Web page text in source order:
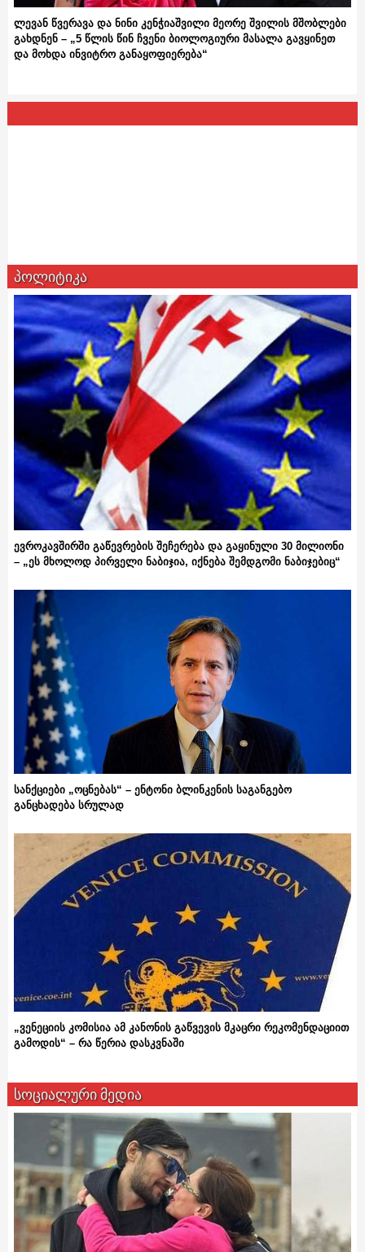
ლევან წვერავა და ნინი კენჭიაშვილი მეორე შვილის მშობლები
გახდნენ – „5 წლის წინ ჩვენი ბიოლოგიური მასალა გავყინეთ
და მოხდა ინვიტრო განაყოფიერება“
პოლიტიკა
ევროკავშირში გაწევრების შეჩერება და გაყინული 30 მილიონი
– „ეს მხოლოდ პირველი ნაბიჯია, იქნება შემდგომი ნაბიჯებიც“
სანქციები „ოცნებას“ – ენტონი ბლინკენის საგანგებო
განცხადება სრულად
„ვენეციის კომისია ამ კანონის გაწვევის მკაცრი რეკომენდაციით
გამოდის“ – რა წერია დასკვნაში
სოციალური მედია